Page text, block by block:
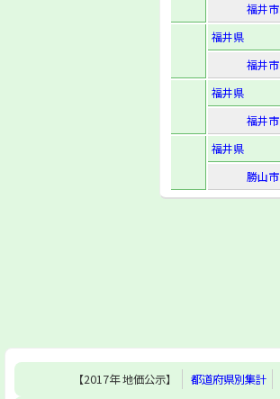
福井市
福井県
福井市
福井県
福井市
福井県
勝山市
【2017年 地価公示】 都道府県別集計